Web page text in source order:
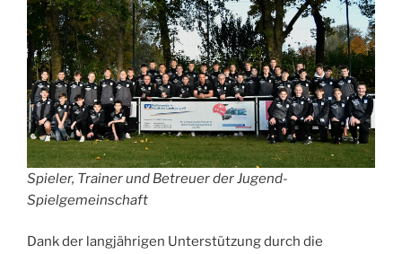
Spieler, Trainer und Betreuer der Jugend-
Spielgemeinschaft
Dank der langjährigen Unterstützung durch die